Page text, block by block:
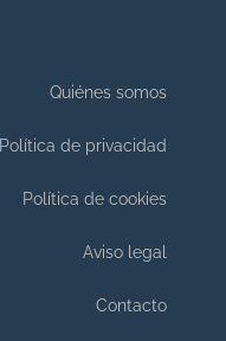
Quiénes somos
Política de privacidad
Política de cookies
Aviso legal
Contacto